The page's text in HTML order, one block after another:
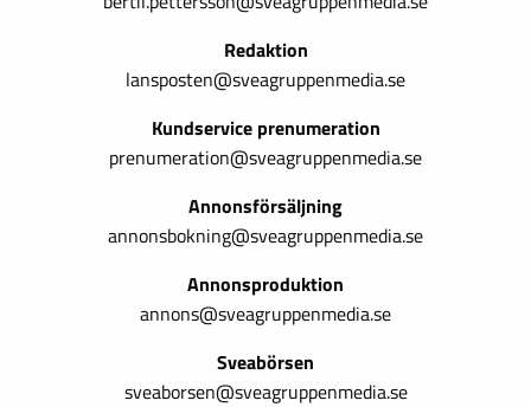
Redaktion
lansposten@sveagruppenmedia.se
Kundservice prenumeration
prenumeration@sveagruppenmedia.se
Annonsförsäljning
annonsbokning@sveagruppenmedia.se
Annonsproduktion
annons@sveagruppenmedia.se
Sveabörsen
sveaborsen@sveagruppenmedia.se